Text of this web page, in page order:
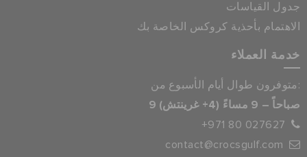
جدول القياسات
الاهتمام بأحذية كروكس الخاصة بك
خدمة العملاء
متوفرون طوال أيام الأسبوع من:
9 صباحاً – 9 مساءً (4+ غرينتش)
+971 80 027627
contact@crocsgulf.com